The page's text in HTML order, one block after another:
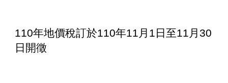
110年地價稅訂於110年11月1日至11月30
日開徵